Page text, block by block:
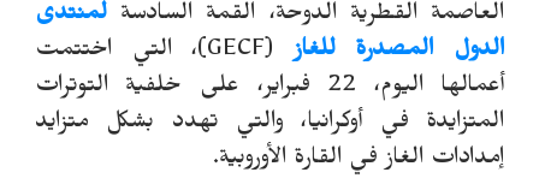
العاصمة القطرية الدوحة، القمة السادسةلمنتدى
الدول المصدرة للغاز
(GECF)، التي اختتمت
أعمالها اليوم، 22 فبراير، على خلفية التوترات
المتزايدة في أوكرانيا، والتي تهدد بشكل متزايد
إمدادات الغاز في القارة الأوروبية.